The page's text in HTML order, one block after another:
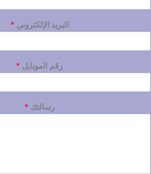
البريد الإلكتروني *
رقم الموبايل *
رسالتك *